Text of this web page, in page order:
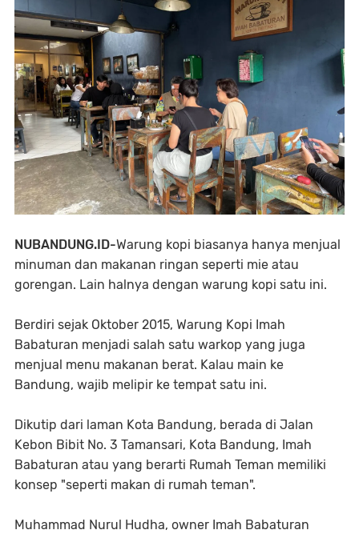
NUBANDUNG.ID-Warung kopi biasanya hanya menjual
minuman dan makanan ringan seperti mie atau
gorengan. Lain halnya dengan warung kopi satu ini.
Berdiri sejak Oktober 2015, Warung Kopi Imah
Babaturan menjadi salah satu warkop yang juga
menjual menu makanan berat. Kalau main ke
Bandung, wajib melipir ke tempat satu ini.
Dikutip dari laman Kota Bandung, berada di Jalan
Kebon Bibit No. 3 Tamansari, Kota Bandung, Imah
Babaturan atau yang berarti Rumah Teman memiliki
konsep "seperti makan di rumah teman".
Muhammad Nurul Hudha, owner Imah Babaturan